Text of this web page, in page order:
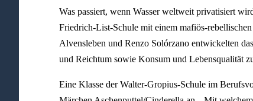
Was passiert, wenn Wasser weltweit privatisiert
Friedrich-List-Schule mit einem mafiös-
Alvensleben und Renzo Solórzano entwickelten
und Reichtum sowie Konsum und Lebensqualität
Eine Klasse der Walter-Gropius-Schule im